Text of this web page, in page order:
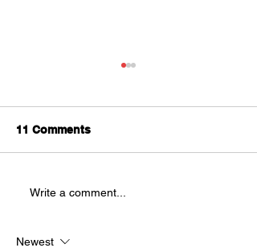
Understudies!
We are looking for
physically demanding, high
blood and mostly improvised.
11 Comments
Write a comment...
Newest